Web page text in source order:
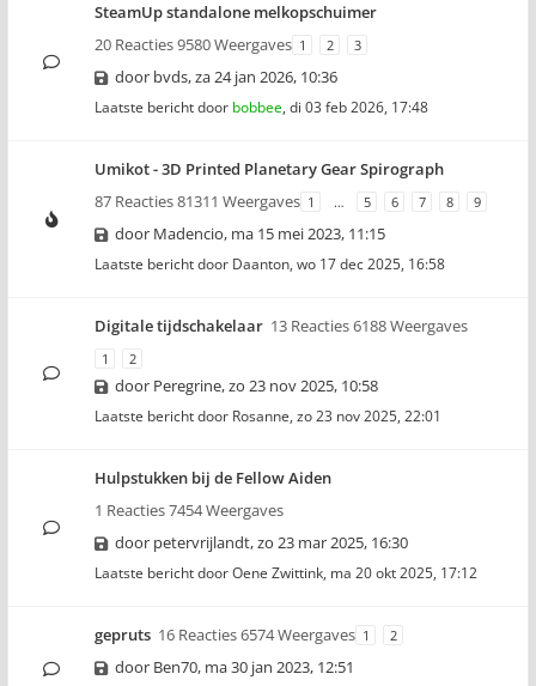
SteamUp standalone melkopschuimer
20 Reacties 9580 Weergaves 1 2 3
door bvds,za 24 jan 2026, 10:36
Laatste bericht door bobbee, di 03 feb 2026, 17:48
Umikot - 3D Printed Planetary Gear Spirograph
87 Reacties 81311 Weergaves 1 … 5 6 7 8 9
door Madencio, ma 15 mei 2023, 11:15
Laatste bericht door Daanton, wo 17 dec 2025, 16:58
Digitale tijdschakelaar 13 Reacties 6188 Weergaves
1 2
door Peregrine,zo 23 nov 2025, 10:58
Laatste bericht door Rosanne, zo 23 nov 2025, 22:01
Hulpstukken bij de Fellow Aiden
1 Reacties 7454 Weergaves
door petervrijlandt,zo 23 mar 2025, 16:30
Laatste bericht doorOene Zwittink, ma 20 okt 2025, 17:12
gepruts 16 Reacties 6574 Weergaves 1 2
door Ben70, ma 30 jan 2023, 12:51